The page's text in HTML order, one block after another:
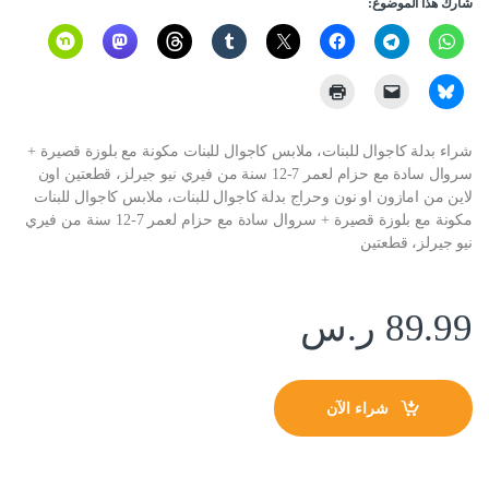
شارك هذا الموضوع:
شراء بدلة كاجوال للبنات، ملابس كاجوال للبنات مكونة مع بلوزة قصيرة +
سروال سادة مع حزام لعمر 7-12 سنة من فيري نيو جيرلز، قطعتين اون
لاين من امازون او نون وحراج بدلة كاجوال للبنات، ملابس كاجوال للبنات
مكونة مع بلوزة قصيرة + سروال سادة مع حزام لعمر 7-12 سنة من فيري
نيو جيرلز، قطعتين
89.99 ر.س
شراء الآن